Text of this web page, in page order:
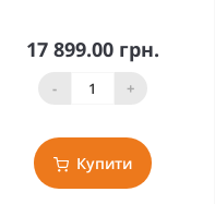
17 899.00 грн.
- +
Купити